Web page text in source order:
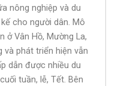
nông nghiệp và du
cho người dân. Mô
ở Vân Hồ, Mường La,
và phát triển hiện vẫn
dẫn được nhiều du
tuần, lễ, Tết. Bên